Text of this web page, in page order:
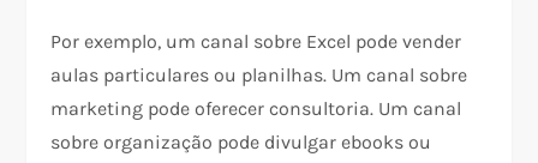
Por exemplo, um canal sobre Excel pode vender
aulas particulares ou planilhas. Um canal sobre
marketing pode oferecer consultoria. Um canal
sobre organização pode divulgar ebooks ou